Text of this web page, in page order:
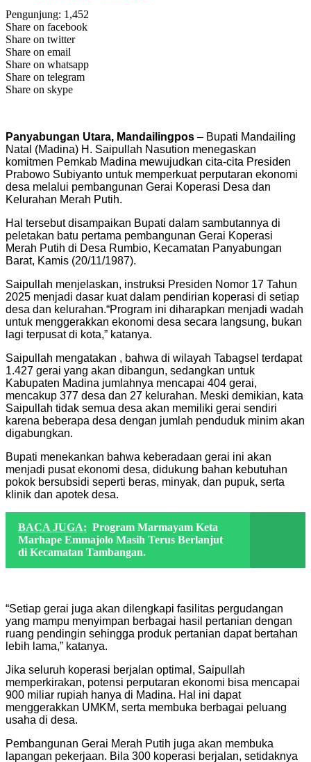
Pengunjung: 1,452
Share on facebook
Share on twitter
Share on email
Share on whatsapp
Share on telegram
Share on skype
Panyabungan Utara, Mandailingpos – Bupati Mandailing
Natal (Madina) H. Saipullah Nasution menegaskan
komitmen Pemkab Madina mewujudkan cita-cita Presiden
Prabowo Subiyanto untuk memperkuat perputaran ekonomi
desa melalui pembangunan Gerai Koperasi Desa dan
Kelurahan Merah Putih.
Hal tersebut disampaikan Bupati dalam sambutannya di
peletakan batu pertama pembangunan Gerai Koperasi
Merah Putih di Desa Rumbio, Kecamatan Panyabungan
Barat, Kamis (20/11/1987).
Saipullah menjelaskan, instruksi Presiden Nomor 17 Tahun
2025 menjadi dasar kuat dalam pendirian koperasi di setiap
desa dan kelurahan.“Program ini diharapkan menjadi wadah
untuk menggerakkan ekonomi desa secara langsung, bukan
lagi terpusat di kota,” katanya.
Saipullah mengatakan , bahwa di wilayah Tabagsel terdapat
1.427 gerai yang akan dibangun, sedangkan untuk
Kabupaten Madina jumlahnya mencapai 404 gerai,
mencakup 377 desa dan 27 kelurahan. Meski demikian, kata
Saipullah tidak semua desa akan memiliki gerai sendiri
karena beberapa desa dengan jumlah penduduk minim akan
digabungkan.
Bupati menekankan bahwa keberadaan gerai ini akan
menjadi pusat ekonomi desa, didukung bahan kebutuhan
pokok bersubsidi seperti beras, minyak, dan pupuk, serta
klinik dan apotek desa.
BACA JUGA: Program Marmayam Keta
Marhape Emmajolo Masih Terus Berlanjut
di Kecamatan Tambangan.
“Setiap gerai juga akan dilengkapi fasilitas pergudangan
yang mampu menyimpan berbagai hasil pertanian dengan
ruang pendingin sehingga produk pertanian dapat bertahan
lebih lama,” katanya.
Jika seluruh koperasi berjalan optimal, Saipullah
memperkirakan, potensi perputaran ekonomi bisa mencapai
900 miliar rupiah hanya di Madina. Hal ini dapat
menggerakkan UMKM, serta membuka berbagai peluang
usaha di desa.
Pembangunan Gerai Merah Putih juga akan membuka
lapangan pekerjaan. Bila 300 koperasi berjalan, setidaknya